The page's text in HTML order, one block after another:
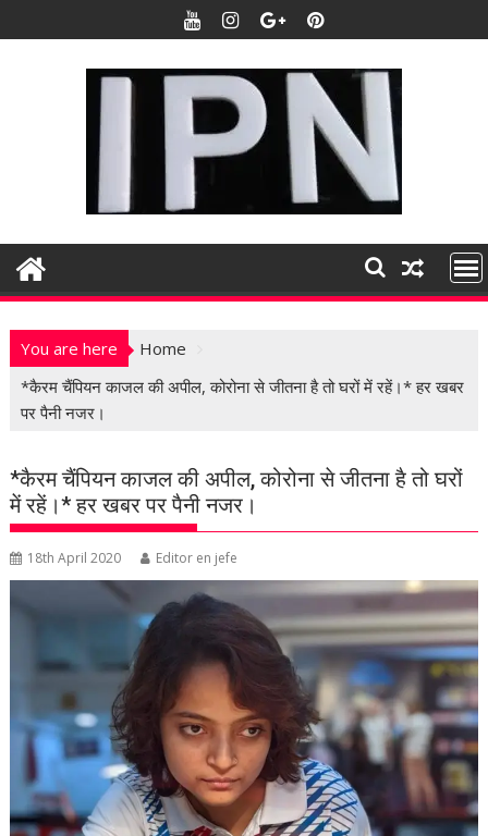
k
t
n
You are here
Home
*कैरम चैंपियन काजल की अपील, कोरोना से जीतना है तो घरों में रहें।* हर खबर
पर पैनी नजर।
*कैरम चैंपियन काजल की अपील, कोरोना से जीतना है तो घरों
में रहें।* हर खबर पर पैनी नजर।
18th April 2020 Editor en jefe